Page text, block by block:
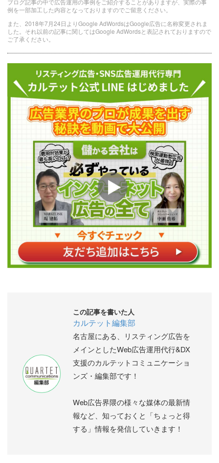
ブログ記事の中で広告運用の事例をご紹介することがありますが、実際の事
例を一部加工した内容となっておりますのでご留意ください。
また、2018年7月24日よりGoogle AdWordsはGoogle広告に名称変更されま
した。それ以前の記事に関してはGoogle AdWordsと表記されておりますので
ご了承ください。
この記事を書いた人
カルテット編集部
名古屋にある、リスティング広告を
メインとしたWeb広告運用代行&DX
支援のカルテットコミュニケーショ
ンズ・編集部です！
Web広告界隈の様々な媒体の最新情
報など、知っておくと「ちょっと得
する」情報を発信していきます！